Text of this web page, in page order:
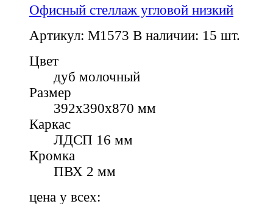
Офисный стеллаж угловой низкий
Артикул: M1573 В наличии: 15 шт.
Цвет
дуб молочный
Размер
392х390х870 мм
Каркас
ЛДСП 16 мм
Кромка
ПВХ 2 мм
цена у всех: